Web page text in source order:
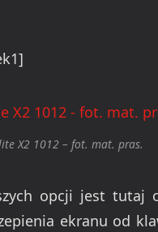
X2 1012 – fot. mat. pras.
opcji jest tutaj
ekranu od